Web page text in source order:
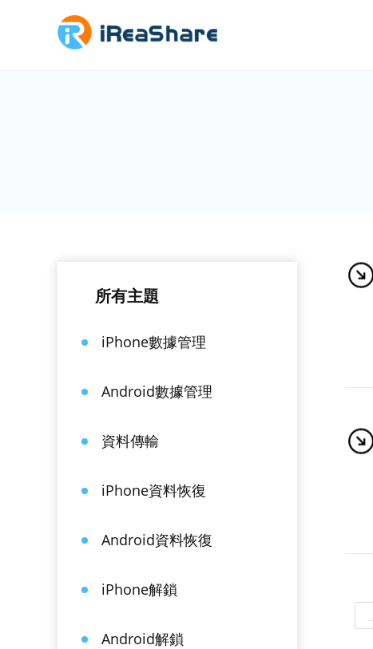
所有主題
iPhone數據管理
Android數據管理
資料傳輸
iPhone資料恢復
Android資料恢復
iPhone解鎖
Android解鎖